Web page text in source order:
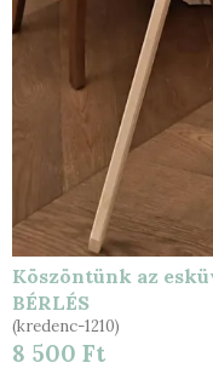
Köszöntünk az
BÉRLÉS
(kredenc-1210)
8 500 Ft